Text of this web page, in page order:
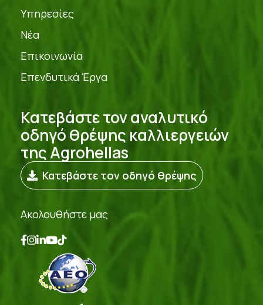
Υπηρεσίες
Νέα
Επικοινωνία
Επενδυτικά Έργα
Κατεβάστε τον αναλυτικό
οδηγό θρέψης καλλιεργειών
της Agrohellas
Κατεβάστε τον οδηγό θρέψης
Ακολουθήστε μας